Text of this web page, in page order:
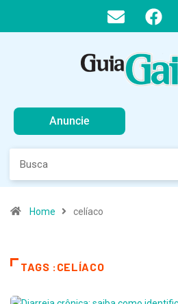
Anuncie
Home celíaco
TAGS :CELÍACO